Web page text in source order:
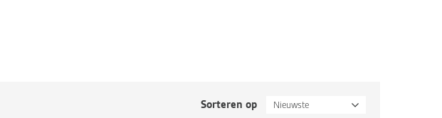
Sorteren op Nieuwste